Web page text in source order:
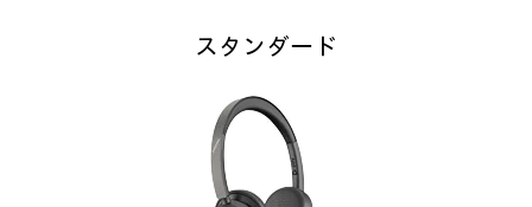
スタンダード